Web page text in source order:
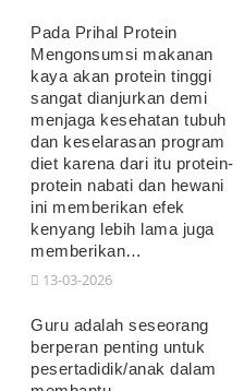
Pada Prihal Protein
Mengonsumsi makanan
kaya akan protein tinggi
sangat dianjurkan demi
menjaga kesehatan tubuh
dan keselarasan program
diet karena dari itu protein-
protein nabati dan hewani
ini memberikan efek
kenyang lebih lama juga
memberikan…
13-03-2026
Guru adalah seseorang
berperan penting untuk
pesertadidik/anak dalam